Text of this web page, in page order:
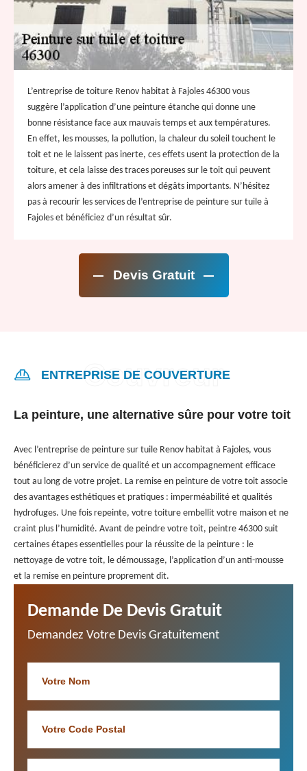
L’entreprise de toiture Renov habitat à Fajoles 46300 vous
suggère l’application d’une peinture étanche qui donne une
bonne résistance face aux mauvais temps et aux températures.
En effet, les mousses, la pollution, la chaleur du soleil touchent le
toit et ne le laissent pas inerte, ces effets usent la protection de la
toiture, et cela laisse des traces poreuses sur le toit qui peuvent
alors amener à des infiltrations et dégâts importants. N’hésitez
pas à recourir les services de l’entreprise de peinture sur tuile à
Fajoles et bénéficiez d’un résultat sûr.
Devis Gratuit
ENTREPRISE DE COUVERTURE
La peinture, une alternative sûre pour votre toit
Avec l’entreprise de peinture sur tuile Renov habitat à Fajoles, vous
bénéficierez d’un service de qualité et un accompagnement efficace
tout au long de votre projet. La remise en peinture de votre toit associe
des avantages esthétiques et pratiques : imperméabilité et qualités
hydrofuges. Une fois repeinte, votre toiture embellit votre maison et ne
craint plus l’humidité. Avant de peindre votre toit, peintre 46300 suit
certaines étapes essentielles pour la réussite de la peinture : le
nettoyage de votre toit, le démoussage, l’application d’un anti-mousse
et la remise en peinture proprement dit.
Demande De Devis Gratuit
Demandez Votre Devis Gratuitement